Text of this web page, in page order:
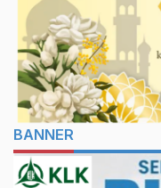
BANNER